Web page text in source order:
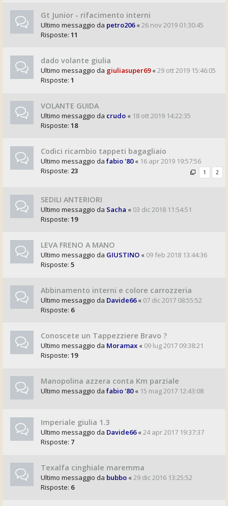
Gt Junior - rifacimento interni
Ultimo messaggio da petro206«26 nov 2019 01:30:45
Risposte: 11
dado volante giulia
Ultimo messaggio da giuliasuper69«29 ott 2019 15:46:05
Risposte: 1
VOLANTE GUIDA
Ultimo messaggio da crudo « 18 ott 2019 14:22:35
Risposte: 18
Codici ricambio tappeti bagagliaio
Ultimo messaggio da fabio '80« 16 apr 2019 19:57:56
Risposte: 23 1 2
SEDILI ANTERIORI
Ultimo messaggio da Sacha « 03 dic 2018 11:54:51
Risposte: 19
LEVA FRENO A MANO
Ultimo messaggio da GIUSTINO « 09 feb 2018 13:44:36
Risposte: 5
Abbinamento interni e colore carrozzeria
Ultimo messaggio da Davide66« 07 dic 2017 08:55:52
Risposte: 6
Conoscete un Tappezziere Bravo ?
Ultimo messaggio da Moramax « 09 lug 2017 09:38:21
Risposte: 19
Manopolina azzera conta Km parziale
Ultimo messaggio da fabio '80« 15 mag 2017 12:43:08
Imperiale giulia 1.3
Ultimo messaggio da Davide66«24 apr 2017 19:37:37
Risposte: 7
Texalfa cinghiale maremma
Ultimo messaggio da bubbo «29 dic 2016 13:25:52
Risposte: 6